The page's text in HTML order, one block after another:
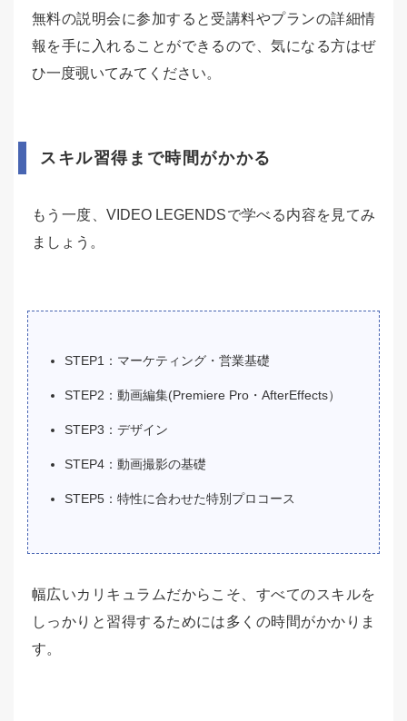
無料の説明会に参加すると受講料やプランの詳細情
報を手に入れることができるので、気になる方はぜ
ひ一度覗いてみてください。
スキル習得まで時間がかかる
もう一度、VIDEO LEGENDSで学べる内容を見てみ
ましょう。
STEP1：マーケティング・営業基礎
STEP2：動画編集(Premiere Pro・AfterEffects）
STEP3：デザイン
STEP4：動画撮影の基礎
STEP5：特性に合わせた特別プロコース
幅広いカリキュラムだからこそ、すべてのスキルを
しっかりと習得するためには多くの時間がかかりま
す。